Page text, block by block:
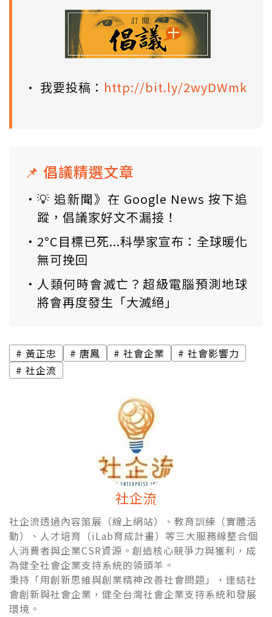
• 我要投稿： http://bit.ly/2wyDWmk
📌 倡議精選文章
💡 追新聞》在 Google News 按下追
蹤，倡議家好文不漏接！
2°C目標已死...科學家宣布：全球暖化
無可挽回
人類何時會滅亡？超級電腦預測地球
將會再度發生「大滅絕」
黃正忠 唐鳳 社會企業
社會影響力
社企流
社企流
社企流透過內容策展（線上網站）、教育訓練（實體活
動）、人才培育（iLab育成計畫）等三大服務線整合個
人消費者與企業CSR資源。創造核心競爭力與獲利，成
為健全社會企業支持系統的領頭羊。
秉持「用創新思維與創業精神改善社會問題」，連結社
會創新與社會企業，健全台灣社會企業支持系統和發展
環境。